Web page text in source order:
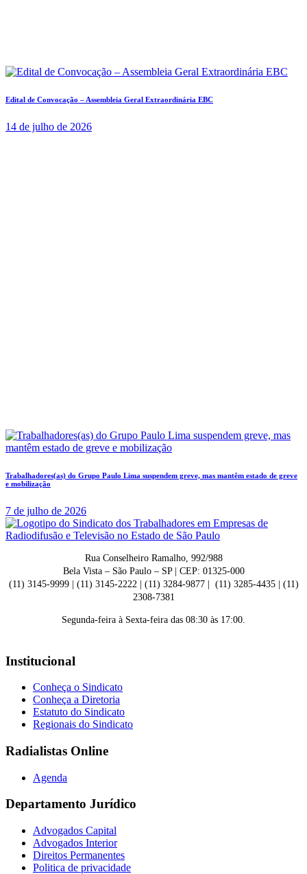
Edital de Convocação – Assembleia Geral Extraordinária EBC
14 de julho de 2026
Trabalhadores(as) do Grupo Paulo Lima suspendem greve, mas mantêm estado de greve
e mobilização
7 de julho de 2026
Rua Conselheiro Ramalho, 992/988
Bela Vista – São Paulo – SP | CEP: 01325-000
(11) 3145-9999 | (11) 3145-2222 | (11) 3284-9877 | (11) 3285-4435 | (11)
2308-7381
Segunda-feira à Sexta-feira das 08:30 às 17:00.
Institucional
Conheça o Sindicato
Conheça a Diretoria
Estatuto do Sindicato
Regionais do Sindicato
Radialistas Online
Agenda
Departamento Jurídico
Advogados Capital
Advogados Interior
Direitos Permanentes
Politica de privacidade